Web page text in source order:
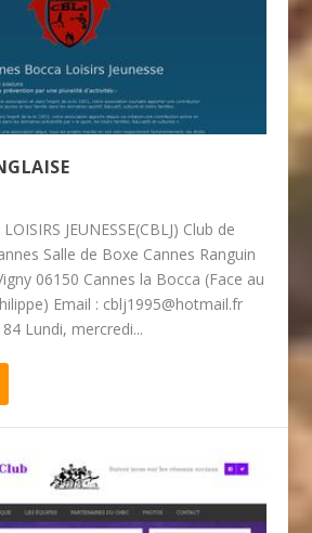
JEUNESSE(CBLJ) Club de
Salle de Boxe Cannes Ranguin
06150 Cannes la Bocca (Face au
Email : cblj1995@hotmail.fr
Lundi, mercredi...